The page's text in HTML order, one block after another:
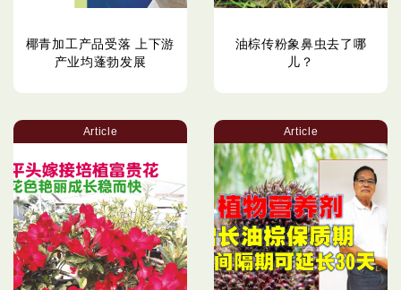
椰青加工产品受落 上下游
产业均蓬勃发展
油棕传粉象鼻虫去了哪
儿？
Article Article